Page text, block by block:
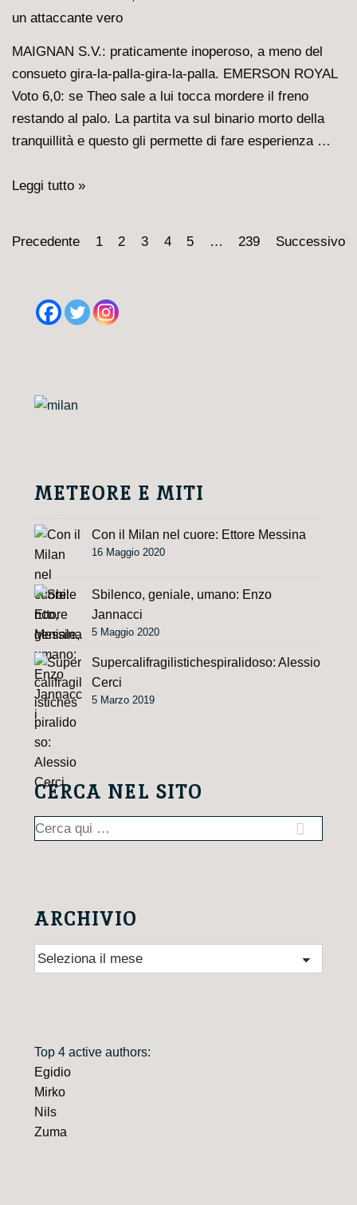
Lupesco,
Confuse,
Paulo
Fonseca
MAIGNAN S.V.: praticamente inoperoso, a meno del
consueto gira-la-palla-gira-la-palla. EMERSON ROYAL
Voto 6,0: se Theo sale a lui tocca mordere il freno
restando al palo. La partita va sul binario morto della
tranquillità e questo gli permette di fare esperienza …
Milan-
roba
attaccante
Leggi tutto »
Paginazione
Precedente 1 2 3 4 5 … 239 Successivo
METEORE E MITI
Con il Milan nel cuore: Ettore Messina
16 Maggio 2020
Sbilenco, geniale, umano: Enzo
Jannacci
5 Maggio 2020
Supercalifragilistichespiralidoso: Alessio
Cerci
5 Marzo 2019
CERCA NEL SITO
Cerca:
ARCHIVIO
Archivio
Top 4 active authors:
Egidio
Mirko
Nils
Zuma